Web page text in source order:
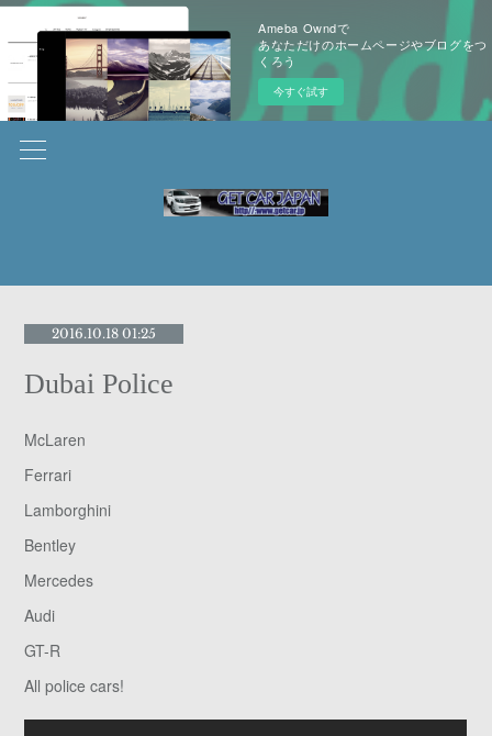
Ameba Owndで
あなただけのホームページやブログをつ
くろう
今すぐ試す
2016.10.18 01:25
Dubai Police
McLaren
Ferrari
Lamborghini
Bentley
Mercedes
Audi
GT-R
All police cars!